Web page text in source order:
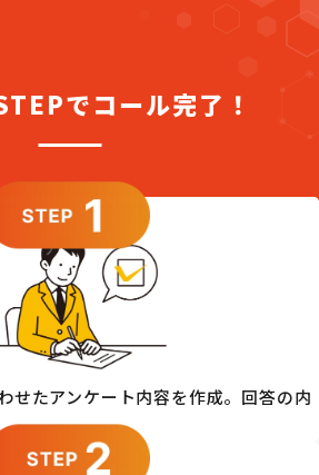
でコール完了！
ンケート作成
せたアンケート内容を作成。回答の内
リスト作成